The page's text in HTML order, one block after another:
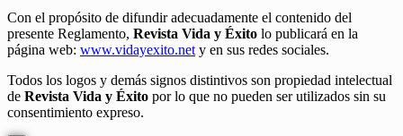
Con el propósito de difundir adecuadamente el contenido del
presente Reglamento, Revista Vida y Éxito lo publicará en la
página web: www.vidayexito.net y en sus redes sociales.
Todos los logos y demás signos distintivos son propiedad intelectual
de Revista Vida y Éxito por lo que no pueden ser utilizados sin su
consentimiento expreso.